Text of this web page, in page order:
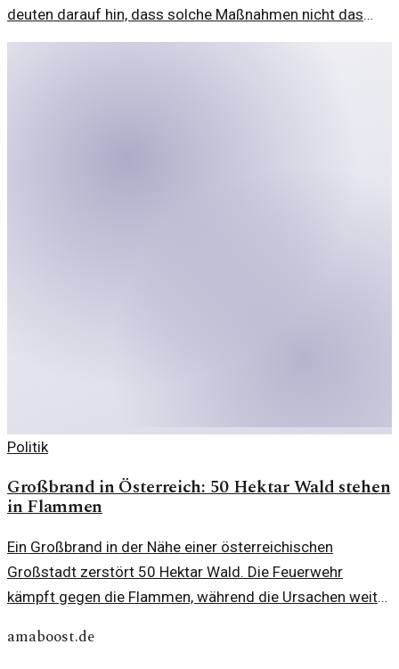
deuten darauf hin, dass solche Maßnahmen nicht das
gewünschte Ziel erreichen können.
Politik
Großbrand in Österreich: 50 Hektar Wald stehen
in Flammen
Ein Großbrand in der Nähe einer österreichischen
Großstadt zerstört 50 Hektar Wald. Die Feuerwehr
kämpft gegen die Flammen, während die Ursachen weiter
amaboost.de